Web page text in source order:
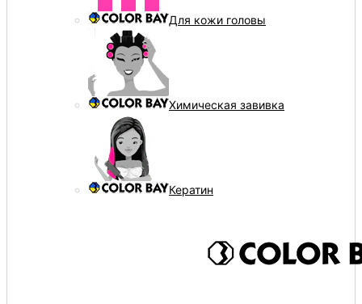
Для кожи головы
Химическая завивка
Кератин